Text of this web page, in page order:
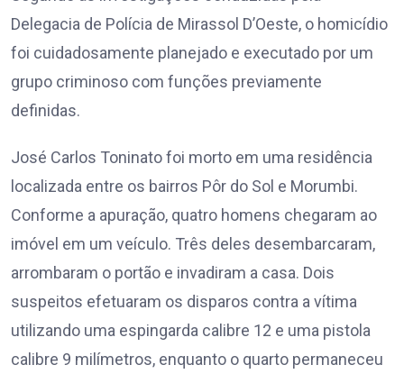
Delegacia de Polícia de Mirassol D’Oeste, o homicídio
foi cuidadosamente planejado e executado por um
grupo criminoso com funções previamente
definidas.
José Carlos Toninato foi morto em uma residência
localizada entre os bairros Pôr do Sol e Morumbi.
Conforme a apuração, quatro homens chegaram ao
imóvel em um veículo. Três deles desembarcaram,
arrombaram o portão e invadiram a casa. Dois
suspeitos efetuaram os disparos contra a vítima
utilizando uma espingarda calibre 12 e uma pistola
calibre 9 milímetros, enquanto o quarto permaneceu